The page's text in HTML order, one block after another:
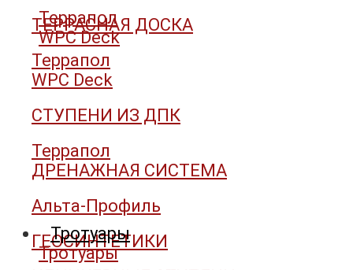
Террапол
WPC Deck
Тротуары
Тротуары
ТЕРРАСНАЯ ДОСКА
Террапол
WPC Deck
СТУПЕНИ ИЗ ДПК
Террапол
ДРЕНАЖНАЯ СИСТЕМА
Альта-Профиль
ГЕОСИНТЕТИКИ